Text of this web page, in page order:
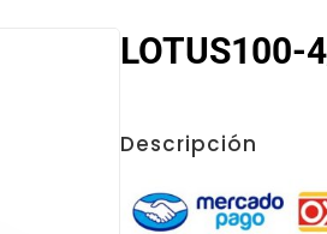
LOTUS100-
Descripción